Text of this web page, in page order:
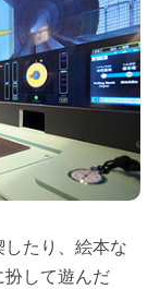
たり、絵本な
扮して遊んだ